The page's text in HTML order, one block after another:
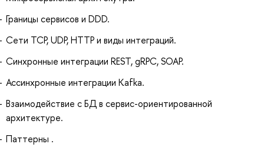
Границы сервисов и DDD.
Cети TCP, UDP, HTTP и виды интеграций.
Синхронные интеграции REST, gRPC, SOAP.
Ассинхронные интеграции Kafka.
Взаимодействие с БД в сервис-ориентированной
архитектуре.
Паттерны .